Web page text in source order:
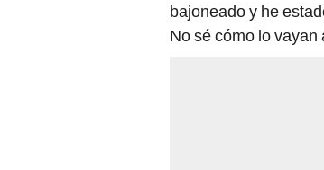
bajoneado y he
No sé cómo lo